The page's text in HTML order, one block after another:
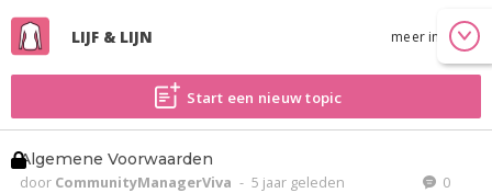
LIJF & LIJN meer info
Start een nieuw topic
Algemene Voorwaarden
door CommunityManagerViva - 5 jaar geleden 0